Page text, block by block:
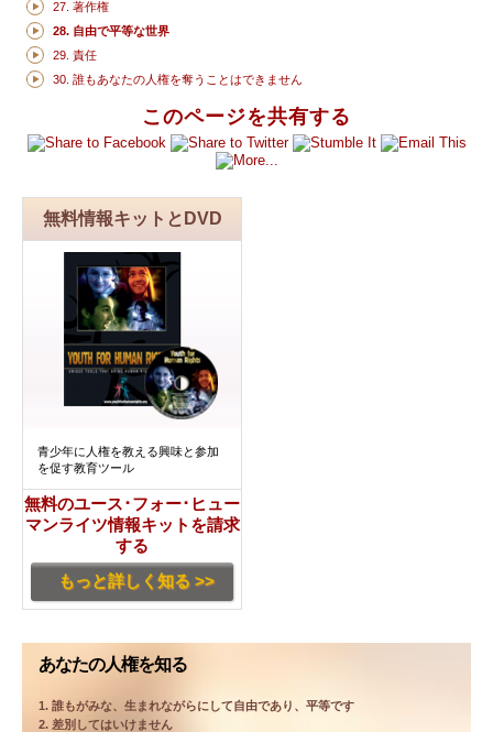
このページを共有する
無料情報キットとDVD
青少年に人権を教える興味と参加
を促す教育ツール
無料のユース･フォー･ヒュー
マンライツ情報キットを請求
する
もっと詳しく知る >>
あなたの人権を知る
1. 誰もがみな、生まれながらにして自由であり、平等です
2. 差別してはいけません
27. 著作権
28. 自由で平等な世界
29. 責任
30. 誰もあなたの人権を奪うことはできません